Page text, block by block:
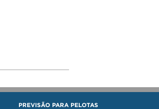
PREVISÃO PARA PELOTAS